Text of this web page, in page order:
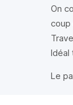
On
coup
Idéal
Le